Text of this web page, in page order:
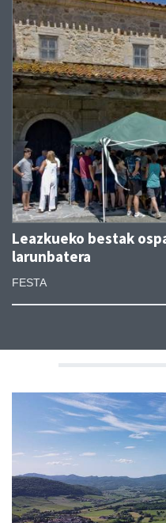
Leazkueko bestak
larunbatera
FESTA